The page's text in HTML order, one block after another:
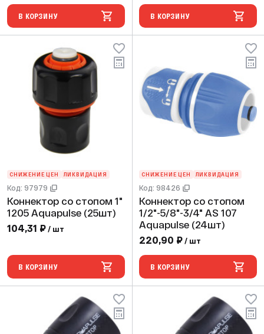
В КОРЗИНУ В КОРЗИНУ
СНИЖЕНИЕ ЦЕН ЛИКВИДАЦИЯ
Код: 97979
Коннектор со стопом 1"
1205 Aquapulse (25шт)
104,31 ₽ / шт
В КОРЗИНУ
СНИЖЕНИЕ ЦЕН ЛИКВИДАЦИЯ
Код: 98426
Коннектор со стопом
1/2"-5/8"-3/4" AS 107
Aquapulse (24шт)
220,90 ₽ / шт
В КОРЗИНУ